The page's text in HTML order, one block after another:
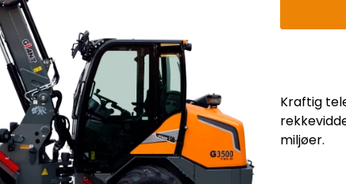
Kraftig
miljøer.